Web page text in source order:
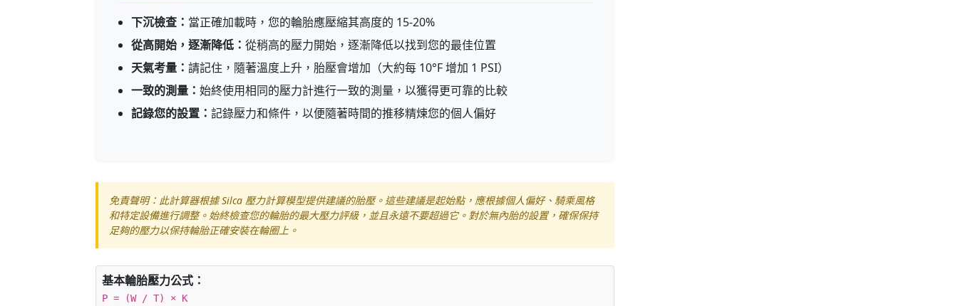
下沉檢查： 當正確加載時，您的輪胎應壓縮其高度的 15-20%
從高開始，逐漸降低： 從稍高的壓力開始，逐漸降低以找到您的最佳位置
天氣考量： 請記住，隨著溫度上升，胎壓會增加（大約每 10°F 增加 1 PSI）
一致的測量： 始終使用相同的壓力計進行一致的測量，以獲得更可靠的比較
記錄您的設置： 記錄壓力和條件，以便隨著時間的推移精煉您的個人偏好
免責聲明：此計算器根據 Silca 壓力計算模型提供建議的胎壓。這些建議是起始點，應根據個人偏好、騎乘風格
和特定設備進行調整。始終檢查您的輪胎的最大壓力評級，並且永遠不要超過它。對於無內胎的設置，確保保持
足夠的壓力以保持輪胎正確安裝在輪圈上。
基本輪胎壓力公式：
P = (W / T) × K